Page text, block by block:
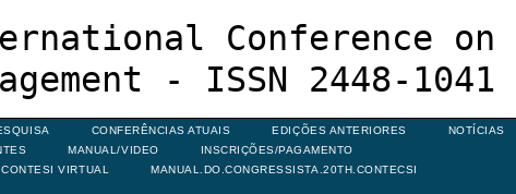
Conference
- ISSN 2448-1041
CONFERÊNCIAS ATUAIS EDIÇÕES ANTERIORES
NOTÍCIAS
MANUAL/VIDEO
INSCRIÇÕES/PAGAMENTO
VIRTUAL
MANUAL.DO.CONGRESSISTA.20TH.CONTECSI